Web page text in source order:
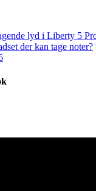
lyd i Liberty 5
der kan tage noter?